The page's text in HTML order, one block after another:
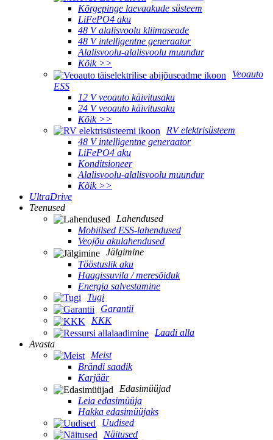
Kõrgepinge laevaakude süsteem
LiFePO4 aku
48 V alalisvoolu kliimaseade
48 V intelligentne generaator
Alalisvoolu-alalisvoolu muundur
Kõik >>
Veoauto
ESS
12 V veoauto käivitusaku
24 V veoauto käivitusaku
Kõik >>
RV elektrisüsteem
48 V intelligentne generaator
LiFePO4 aku
Konditsioneer
Alalisvoolu-alalisvoolu muundur
Kõik >>
UltraDrive
Teenused
Lahendused
Mobiilsed ESS-lahendused
Veojõu akulahendused
Jälgimine
Tööstuslik aku
Haagissuvila / meresõiduk
Energia salvestamine
Tugi
Garantii
KKK
Laadi alla
Avasta
Meist
Brändi saadik
Karjäär
Edasimüüjad
Leia edasimüüja
Hakka edasimüüjaks
Uudised
Näitused